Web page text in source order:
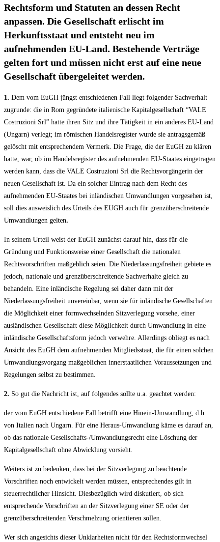
Rechtsform und Statuten an dessen Recht
anpassen. Die Gesellschaft erlischt im
Herkunftsstaat und entsteht neu im
aufnehmenden EU-Land. Bestehende Verträge
gelten fort und müssen nicht erst auf eine neue
Gesellschaft übergeleitet werden.
1. Dem vom EuGH jüngst entschiedenen Fall liegt folgender Sachverhalt
zugrunde: die in Rom gegründete italienische Kapitalgesellschaft “VALE
Costruzioni Srl” hatte ihren Sitz und ihre Tätigkeit in ein anderes EU-Land
(Ungarn) verlegt; im römischen Handelsregister wurde sie antragsgemäß
gelöscht mit entsprechendem Vermerk. Die Frage, die der EuGH zu klären
hatte, war, ob im Handelsregister des aufnehmenden EU-Staates eingetragen
werden kann, dass die VALE Costruzioni Srl die Rechtsvorgängerin der
neuen Gesellschaft ist. Da ein solcher Eintrag nach dem Recht des
aufnehmenden EU-Staates bei inländischen Umwandlungen vorgesehen ist,
soll dies ausweislich des Urteils des EUGH auch für grenzüberschreitende
Umwandlungen gelten.
In seinem Urteil weist der EuGH zunächst darauf hin, dass für die
Gründung und Funktionsweise einer Gesellschaft die nationalen
Rechtsvorschriften maßgeblich seien. Die Niederlassungsfreiheit gebiete es
jedoch, nationale und grenzüberschreitende Sachverhalte gleich zu
behandeln. Eine inländische Regelung sei daher dann mit der
Niederlassungsfreiheit unvereinbar, wenn sie für inländische Gesellschaften
die Möglichkeit einer formwechselnden Sitzverlegung vorsehe, einer
ausländischen Gesellschaft diese Möglichkeit durch Umwandlung in eine
inländische Gesellschaftsform jedoch verwehre. Allerdings obliegt es nach
Ansicht des EuGH dem aufnehmenden Mitgliedsstaat, die für einen solchen
Umwandlungsvorgang maßgeblichen innerstaatlichen Voraussetzungen und
Regelungen selbst zu bestimmen.
2. So gut die Nachricht ist, auf folgendes sollte u.a. geachtet werden:
der vom EuGH entschiedene Fall betrifft eine Hinein-Umwandlung, d.h.
von Italien nach Ungarn. Für eine Heraus-Umwandlung käme es darauf an,
ob das nationale Gesellschafts-/Umwandlungsrecht eine Löschung der
Kapitalgesellschaft ohne Abwicklung vorsieht.
Weiters ist zu bedenken, dass bei der Sitzverlegung zu beachtende
Vorschriften noch entwickelt werden müssen, entsprechendes gilt in
steuerrechtlicher Hinsicht. Diesbezüglich wird diskutiert, ob sich
entsprechende Vorschriften an der Sitzverlegung einer SE oder der
grenzüberschreitenden Verschmelzung orientieren sollen.
Wer sich angesichts dieser Unklarheiten nicht für den Rechtsformwechsel